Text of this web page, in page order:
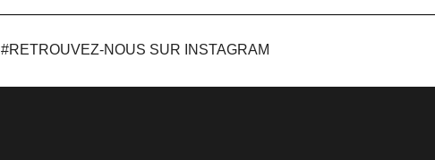
#RETROUVEZ-NOUS SUR INSTAGRAM